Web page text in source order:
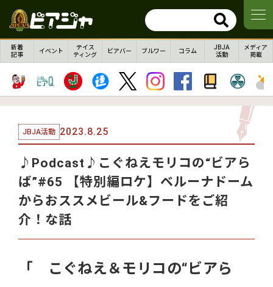
新着
記事
イベント
テイス
ティング
ビアバー ブルワー コラム
JBJA
活動
メディア
掲載
JBJA活動 2023.8.25
♪Podcast♪こぐねえモリコの“ビアら
ば”#65 【特別編ロケ】ベルーナドーム
からおススメビール&フードをご紹
介！な話
「 こぐねえ＆モリコの“ビアら